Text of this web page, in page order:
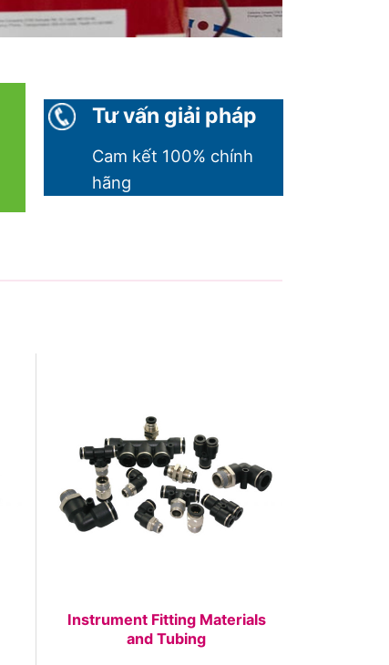
Tư vấn giải pháp
Cam kết 100% chính
hãng
Instrument Fitting Materials
and Tubing